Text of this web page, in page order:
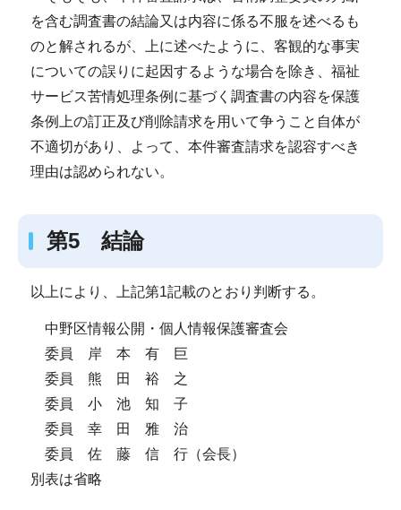
を含む調査書の結論又は内容に係る不服を述べるも
のと解されるが、上に述べたように、客観的な事実
についての誤りに起因するような場合を除き、福祉
サービス苦情処理条例に基づく調査書の内容を保護
条例上の訂正及び削除請求を用いて争うこと自体が
不適切があり、よって、本件審査請求を認容すべき
理由は認められない。
第5 結論
以上により、上記第1記載のとおり判断する。
中野区情報公開・個人情報保護審査会
委員 岸 本 有 巨
委員 熊 田 裕 之
委員 小 池 知 子
委員 幸 田 雅 治
委員 佐 藤 信 行（会長）
別表は省略